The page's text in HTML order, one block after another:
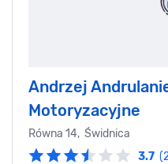
Andrzej
Motoryzacyjne
Równa 14, Świdnica
3.7